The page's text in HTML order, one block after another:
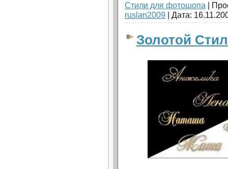
Стили для фотошопа |
ruslan2009 | Дата:
Золотой